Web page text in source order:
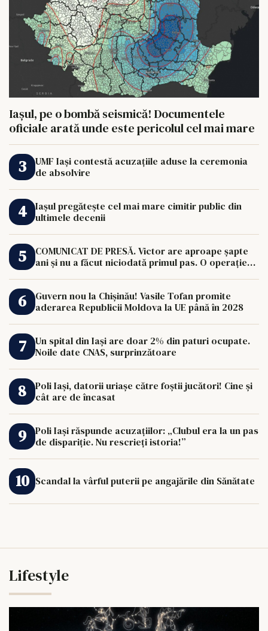
Iașul, pe o bombă seismică! Documentele
oficiale arată unde este pericolul cel mai mare
UMF Iași contestă acuzațiile aduse la ceremonia
de absolvire
Iașul pregătește cel mai mare cimitir public din
ultimele decenii
COMUNICAT DE PRESĂ. Victor are aproape șapte
ani și nu a făcut niciodată primul pas. O operație
Guvern nou la Chișinău! Vasile Tofan promite
aderarea Republicii Moldova la UE până în 2028
Un spital din Iași are doar 2% din paturi ocupate.
Noile date CNAS, surprinzătoare
Poli Iași, datorii uriașe către foștii jucători! Cine și
cât are de încasat
Poli Iași răspunde acuzațiilor: „Clubul era la un pas
de dispariție. Nu rescrieți istoria!”
Scandal la vârful puterii pe angajările din Sănătate
Lifestyle